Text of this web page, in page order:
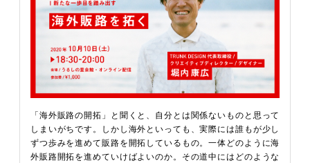
「海外販路の開拓」と聞くと、自分とは関係ないものと思って
しまいがちです。しかし海外といっても、実際には誰もが少し
ずつ歩みを進めて販路を開拓しているもの。一体どのように海
外販路開拓を進めていけばよいのか。その道中にはどのような